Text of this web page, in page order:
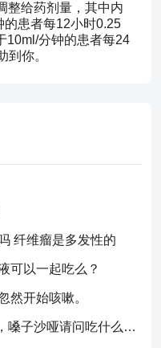
整给药剂量，其中内
患者每12小时0.25
10ml/分钟的患者每24
到你。
纤维瘤是多发性的
可以一起吃么？
然开始咳嗽。
你好，鼻炎犯了，鼻子不通，嗓子沙哑请问吃什么药比较好？